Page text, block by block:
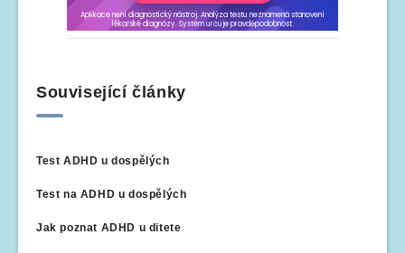
Související články
Test ADHD u dospělých
Test na ADHD u dospělých
Jak poznat ADHD u ditete